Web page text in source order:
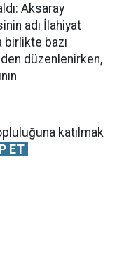
Aksaray
adı İlahiyat
bazı
düzenlenirken,
katılmak
ET